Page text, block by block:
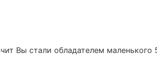
Вы стали обладателем